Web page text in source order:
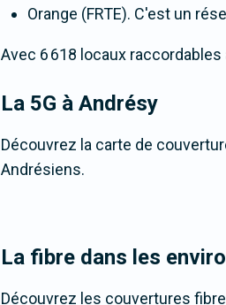
Orange (FRTE). C'est un
Avec 6 618 locaux
La 5G à Andrésy
Découvrez la carte de
Andrésiens.
La fibre dans les
Découvrez les couvertures